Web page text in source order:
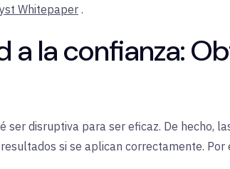
Whitepaper .
a la confianza:
ser disruptiva para ser eficaz. De hecho,
si se aplican correctamente. Por